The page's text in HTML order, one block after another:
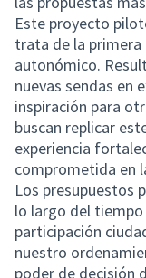
Este proyecto
trata de la primera
autonómico.
nuevas sendas en
inspiración para
buscan replicar
experiencia
comprometida en
Los presupuestos
lo largo del
participación
nuestro
poder de decisión